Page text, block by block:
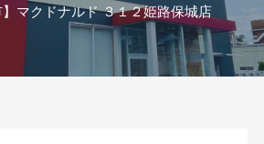
マクドナルド ３１２姫路保城店